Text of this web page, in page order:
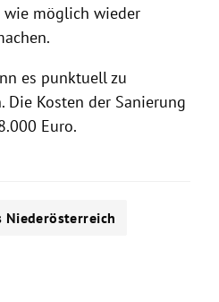
wie möglich wieder
es punktuell zu
Die Kosten der Sanierung
Euro.
Niederösterreich